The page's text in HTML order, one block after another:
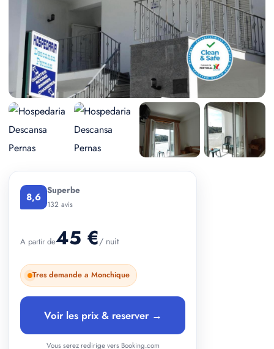
8,6 Superbe
132 avis
A partir de45 €/ nuit
Tres demande a Monchique
Voir les prix & reserver →
Vous serez redirige vers Booking.com